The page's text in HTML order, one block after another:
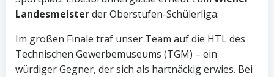
Landesmeisterder Oberstufen-Schülerliga.
Im großen Finale traf unser Team auf die HTL des
Technischen Gewerbemuseums (TGM) – ein
würdiger Gegner, der sich als hartnäckig erwies. Bei